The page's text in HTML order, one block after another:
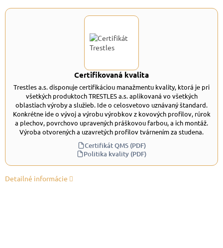
Certifikovaná kvalita
Trestles a.s. disponuje certifikáciou manažmentu kvality, ktorá je pri
všetkých produktoch TRESTLES a.s. aplikovaná vo všetkých
oblastiach výroby a služieb. Ide o celosvetovo uznávaný štandard.
Konkrétne ide o vývoj a výrobu výrobkov z kovových profilov, rúrok
a plechov, povrchovo upravených práškovou farbou, a ich montáž.
Výroba otvorených a uzavretých profilov tvárnením za studena.
Certifikát QMS (PDF)
Politika kvality (PDF)
Detailné informácie